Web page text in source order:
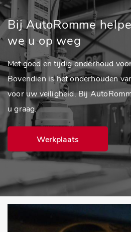
Bij AutoRomme
we u op weg
Met goed en tijdig onderhoud
Bovendien is het onderhouden
voor uw veiligheid. Bij
u graag.
Werkplaats